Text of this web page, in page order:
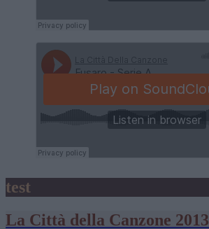
test
La Città della Canzone 2013